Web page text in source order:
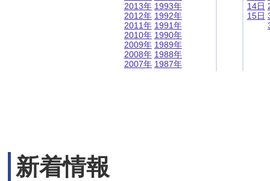
2013年
2012年
2011年
2010年
2009年
2008年
2007年
1993年
1992年
1991年
1990年
1989年
1988年
1987年
14日
15日
新着情報